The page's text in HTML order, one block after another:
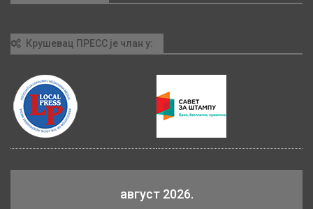
Крушевац ПРЕСС је члан у:
август 2026.